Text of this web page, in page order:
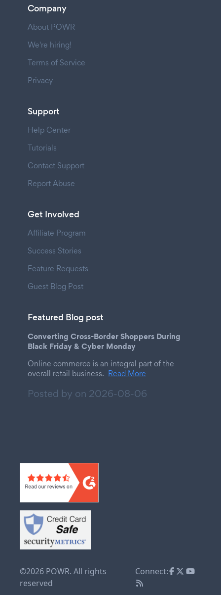
Company
About POWR
We're hiring!
Terms of Service
Privacy
Support
Help Center
Tutorials
Contact Support
Report Abuse
Get Involved
Affiliate Program
Success Stories
Feature Requests
Guest Blog Post
Featured Blog post
Converting Cross-Border Shoppers During
Black Friday & Cyber Monday
Online commerce is an integral part of the
overall retail business. Read More
Posted by on 2026-08-06
©2026 POWR. All rights
reserved
Connect: